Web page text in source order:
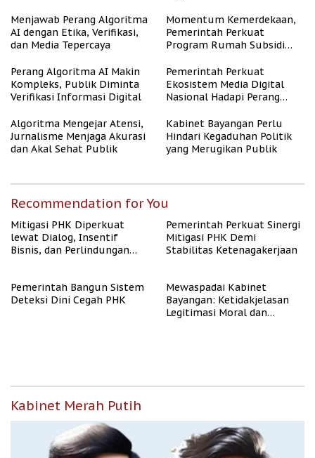
Menjawab Perang Algoritma
AI dengan Etika, Verifikasi,
dan Media Tepercaya
Momentum Kemerdekaan,
Pemerintah Perkuat
Program Rumah Subsidi
Berpenghasilan Rendah
Perang Algoritma AI Makin
Kompleks, Publik Diminta
Verifikasi Informasi Digital
Pemerintah Perkuat
Ekosistem Media Digital
Nasional Hadapi Perang
Algoritma Mengejar Atensi,
Jurnalisme Menjaga Akurasi
dan Akal Sehat Publik
Kabinet Bayangan Perlu
Hindari Kegaduhan Politik
yang Merugikan Publik
Recommendation for You
Mitigasi PHK Diperkuat
lewat Dialog, Insentif
Bisnis, dan Perlindungan
Pemerintah Perkuat Sinergi
Mitigasi PHK Demi
Stabilitas Ketenagakerjaan
Pemerintah Bangun Sistem
Deteksi Dini Cegah PHK
Mewaspadai Kabinet
Bayangan: Ketidakjelasan
Legitimasi Moral dan
Kabinet Merah Putih